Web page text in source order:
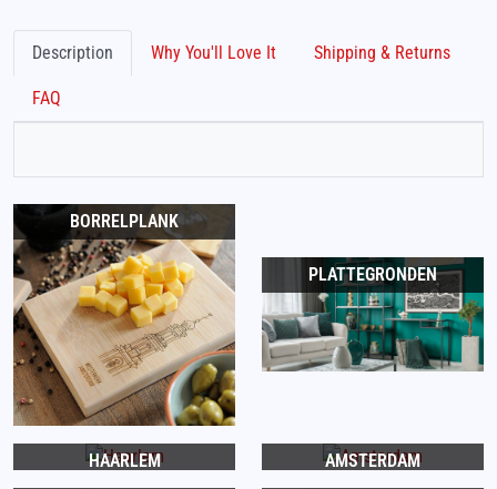
Description Why You'll Love It Shipping & Returns
FAQ
BORRELPLANK
PLATTEGRONDEN
HAARLEM AMSTERDAM